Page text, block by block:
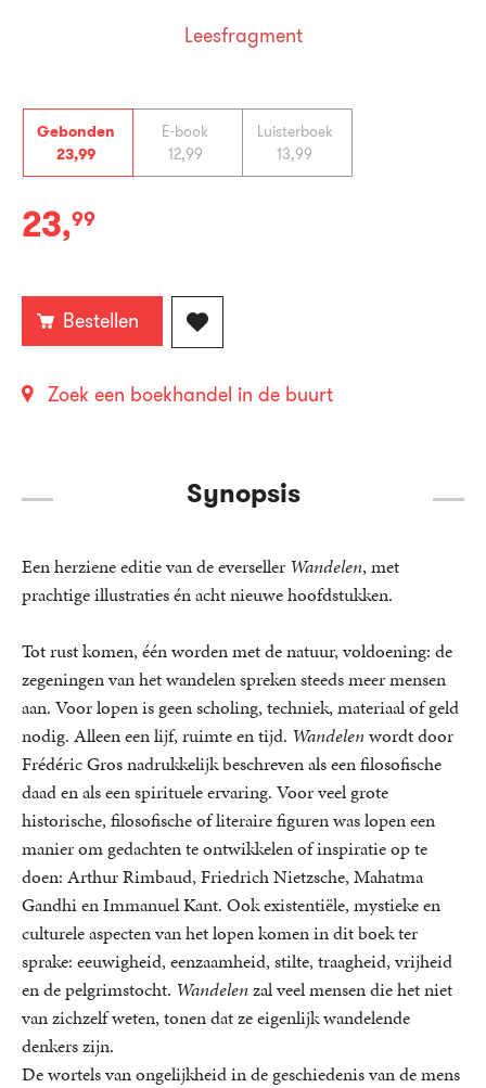
Gebonden
23,99
E-book
12,99
Luisterboek
13,99
Gebonden:
23,99
Bestellen
Zoek een boekhandel in de buurt
Leesfragment
Synopsis
Een herziene editie van de everseller Wandelen, met
prachtige illustraties én acht nieuwe hoofdstukken.
Tot rust komen, één worden met de natuur, voldoening: de
zegeningen van het wandelen spreken steeds meer mensen
aan. Voor lopen is geen scholing, techniek, materiaal of geld
nodig. Alleen een lijf, ruimte en tijd. Wandelenwordt door
Frédéric Gros nadrukkelijk beschreven als een filosofische
daad en als een spirituele ervaring. Voor veel grote
historische, filosofische of literaire figuren was lopen een
manier om gedachten te ontwikkelen of inspiratie op te
doen: Arthur Rimbaud, Friedrich Nietzsche, Mahatma
Gandhi en Immanuel Kant. Ook existentiële, mystieke en
culturele aspecten van het lopen komen in dit boek ter
sprake: eeuwigheid, eenzaamheid, stilte, traagheid, vrijheid
en de pelgrimstocht. Wandelenzal veel mensen die het niet
van zichzelf weten, tonen dat ze eigenlijk wandelende
denkers zijn.
De wortels van ongelijkheid in de geschiedenis van de mens